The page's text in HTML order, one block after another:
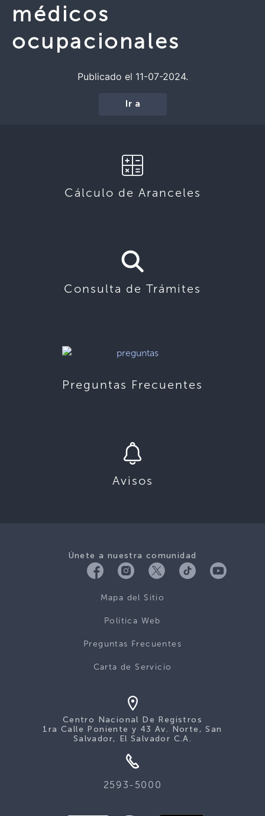
médicos
ocupacionales
Publicado el 11-07-2024.
Ir a
Cálculo de Aranceles
Consulta de Trámites
Preguntas Frecuentes
Avisos
Únete a nuestra comunidad
Mapa del Sitio
Politica Web
Preguntas Frecuentes
Carta de Servicio
Centro Nacional De Registros
1ra Calle Poniente y 43 Av. Norte, San
Salvador, El Salvador C.A.
2593-5000